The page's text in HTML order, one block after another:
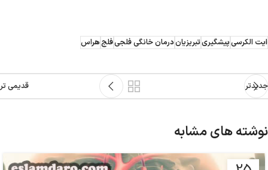
ایت الکرسیپیشگیریتبریزیاندرمان خانگی فلجیفلجهراس
جدیدتر قدیمی تر
نوشته های مشابه